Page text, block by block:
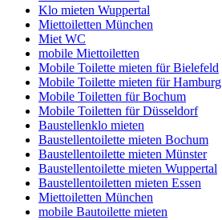
Klo mieten Wuppertal
Miettoiletten München
Miet WC
mobile Miettoiletten
Mobile Toilette mieten für Bielefeld
Mobile Toilette mieten für Hamburg
Mobile Toiletten für Bochum
Mobile Toiletten für Düsseldorf
Baustellenklo mieten
Baustellentoilette mieten Bochum
Baustellentoilette mieten Münster
Baustellentoilette mieten Wuppertal
Baustellentoiletten mieten Essen
Miettoiletten München
mobile Bautoilette mieten